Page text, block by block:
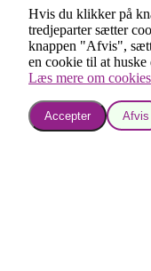
Hvis du klikker på
tredjeparter sætter
knappen "Afvis",
en cookie til at huske
Læs mere om cookies
Accepter Afvis